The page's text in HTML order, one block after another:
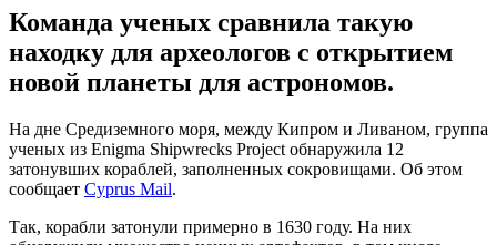
Команда ученых сравнила такую
находку для археологов с открытием
новой планеты для астрономов.
На дне Средиземного моря, между Кипром и Ливаном, группа
ученых из Enigma Shipwrecks Project обнаружила 12
затонувших кораблей, заполненных сокровищами. Об этом
сообщает Cyprus Mail.
Так, корабли затонули примерно в 1630 году. На них